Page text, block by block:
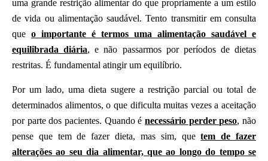
uma grande restrição alimentar do que propriamente a um estilo
de vida ou alimentação saudável. Tento transmitir em consulta
que o importante é termos uma alimentação saudável e
equilibrada diária, e não passarmos por períodos de dietas
restritas. É fundamental atingir um equilíbrio.
Por um lado, uma dieta sugere a restrição parcial ou total de
determinados alimentos, o que dificulta muitas vezes a aceitação
por parte dos pacientes. Quando é necessário perder peso, não
pense que tem de fazer dieta, mas sim, quetem de fazer
alterações ao seu dia alimentar, que ao longo do tempo se